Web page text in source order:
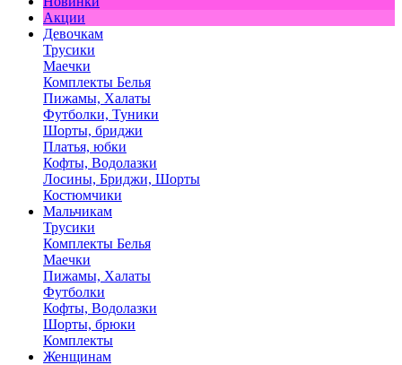
Акции
Девочкам
Трусики
Маечки
Комплекты Белья
Пижамы, Халаты
Футболки, Туники
Шорты, бриджи
Платья, юбки
Кофты, Водолазки
Лосины, Бриджи, Шорты
Костюмчики
Мальчикам
Трусики
Комплекты Белья
Маечки
Пижамы, Халаты
Футболки
Кофты, Водолазки
Шорты, брюки
Комплекты
Женщинам